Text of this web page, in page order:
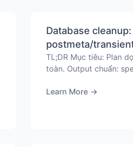
Database cleanup:
postmeta/
TL;DR Mục tiêu: Plan
toàn. Output chuẩn:
Learn More →